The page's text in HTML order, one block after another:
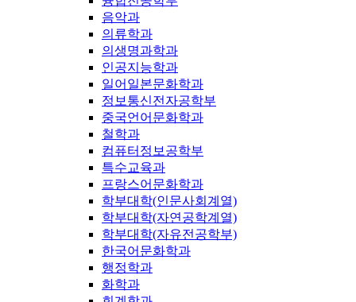
음악과
의류학과
의생명과학과
인공지능학과
일어일본문화학과
정보통신전자공학부
중국언어문화학과
철학과
컴퓨터정보공학부
특수교육과
프랑스어문화학과
학부대학(인문사회계열)
학부대학(자연공학계열)
학부대학(자유전공학부)
한국어문화학과
행정학과
화학과